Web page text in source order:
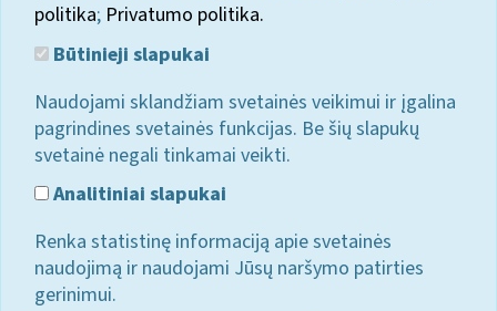
politika; Privatumo politika.
Būtinieji slapukai
Naudojami sklandžiam svetainės veikimui ir įgalina
pagrindines svetainės funkcijas. Be šių slapukų
svetainė negali tinkamai veikti.
Analitiniai slapukai
Renka statistinę informaciją apie svetainės
naudojimą ir naudojami Jūsų naršymo patirties
gerinimui.